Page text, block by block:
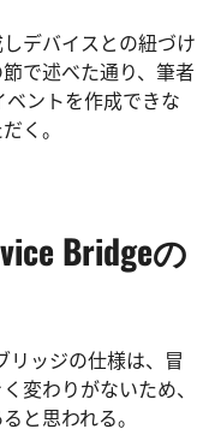
デバイスとの紐づけ
で述べた通り、筆者
ントを作成できな
く。
Bridgeの
ッジの仕様は、冒
変わりがないため、
と思われる。